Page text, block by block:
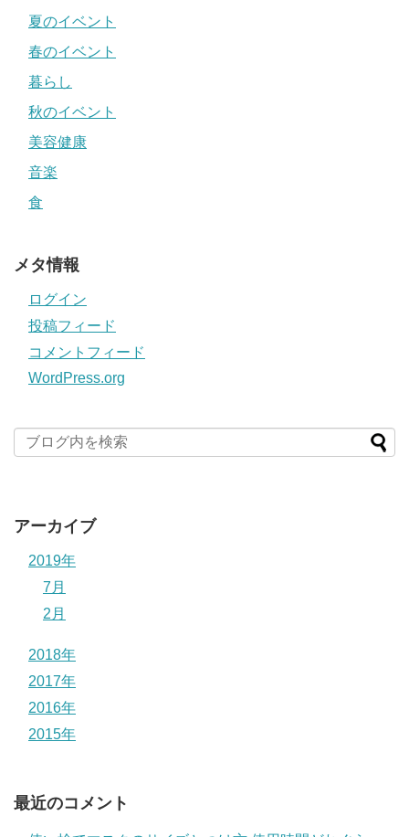
夏のイベント
春のイベント
暮らし
秋のイベント
美容健康
音楽
食
メタ情報
ログイン
投稿フィード
コメントフィード
WordPress.org
アーカイブ
2019年
7月
2月
2018年
2017年
2016年
2015年
最近のコメント